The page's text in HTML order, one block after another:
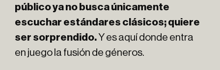
público ya no busca únicamente
escuchar estándares clásicos; quiere
ser sorprendido.Y es aquí donde entra
en juego la fusión de géneros.